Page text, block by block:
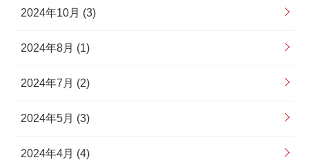
2024年10月 (3)
2024年8月 (1)
2024年7月 (2)
2024年5月 (3)
2024年4月 (4)